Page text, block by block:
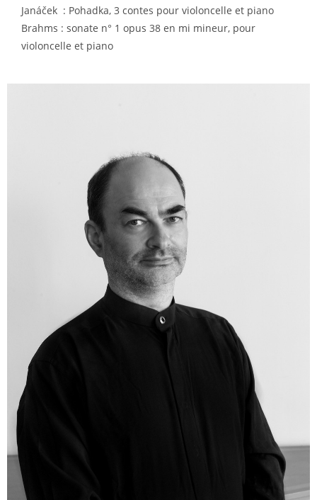
Janáček : Pohadka, 3 contes pour violoncelle et piano
Brahms : sonate n° 1 opus 38 en mi mineur, pour
violoncelle et piano